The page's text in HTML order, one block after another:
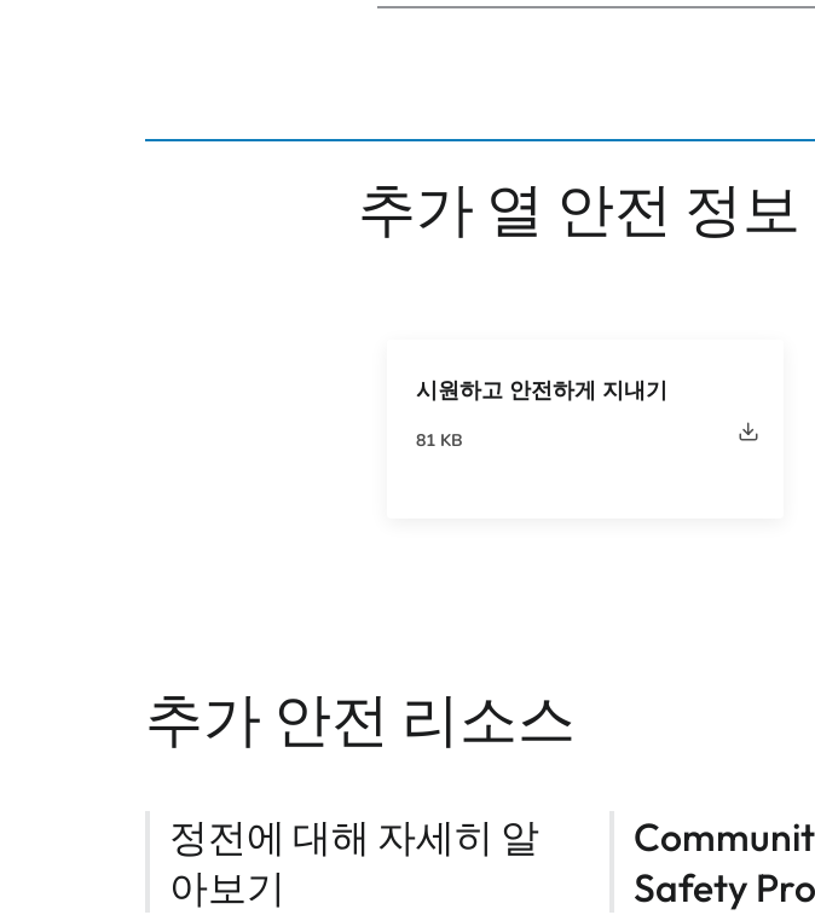
추가 열 안전 정보
시원하고 안전하게 지내기
81 KB
추가 안전 리소스
정전에 대해 자세히 알
아보기
Safety